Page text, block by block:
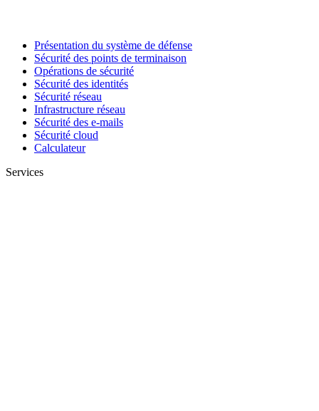
Présentation du système de défense
Sécurité des points de terminaison
Opérations de sécurité
Sécurité des identités
Sécurité réseau
Infrastructure réseau
Sécurité des e-mails
Sécurité cloud
Calculateur
Services